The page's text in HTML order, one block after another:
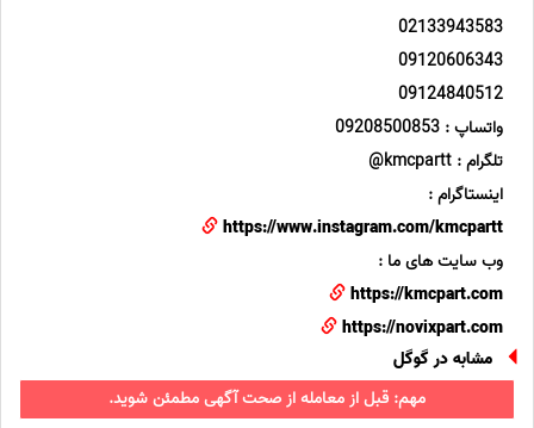
02133943583
09120606343
09124840512
واتساپ : 09208500853
تلگرام : kmcpartt@
اینستاگرام :
https://www.instagram.com/kmcpartt
وب سایت های ما :
https://kmcpart.com
https://novixpart.com
مشابه در گوگل
مهم: قبل از معامله از صحت آگهی مطمئن شوید.